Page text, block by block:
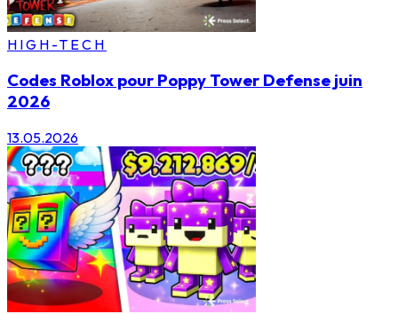
HIGH-TECH
Codes Roblox pour Poppy Tower Defense juin
2026
13.05.2026